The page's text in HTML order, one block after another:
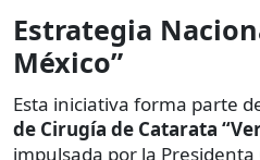
Estrategia
México”
Esta iniciativa forma parte
de Cirugía de Catarata
impulsada por la